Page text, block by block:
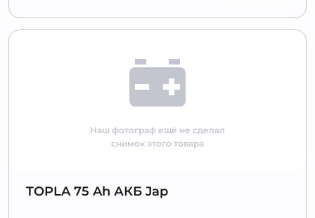
Наш фотограф ещё не сделал
снимок этого товара
TOPLA 75 Ah АКБ Jap